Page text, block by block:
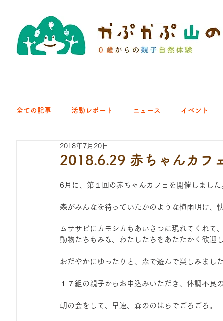
全ての記事 活動レポート ニュース イベント
クラブ｜くらす森
ひろば｜青梅はらっぱ ひろば｜あきる野どろっぱ
ひろば｜おそきっこ里山プレイパーク＆青空こども食堂
広報誌・ニュースレター 虫とり大作戦 かぷか
2018.6.29 赤ちゃんカフ
2018年7月20日
6月に、第１回の赤ちゃんカフェを開催しました
森がみんなを待っていたかのような梅雨明け、
ムササビにカモシカもあいさつに現れてくれて
動物たちもみな、わたしたちをあたたかく歓迎
おだやかにゆったりと、森で遊んで楽しみまし
１７組の親子からお申込みいただき、体調不良
朝の会をして、早速、森ののはらでごろごろ。